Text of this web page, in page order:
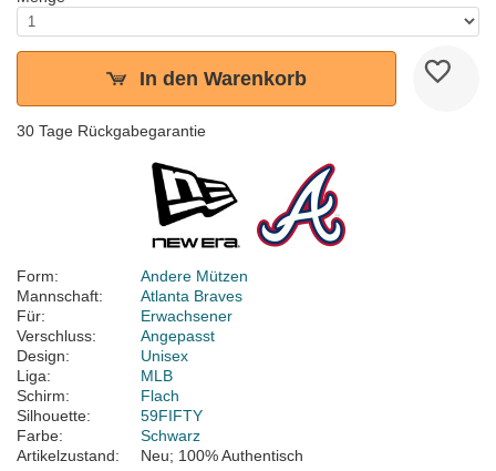
In den Warenkorb
30 Tage Rückgabegarantie
Form:
Andere Mützen
Mannschaft:
Atlanta Braves
Für:
Erwachsener
Verschluss:
Angepasst
Design:
Unisex
Liga:
MLB
Schirm:
Flach
Silhouette:
59FIFTY
Farbe:
Schwarz
Artikelzustand:
Neu; 100% Authentisch